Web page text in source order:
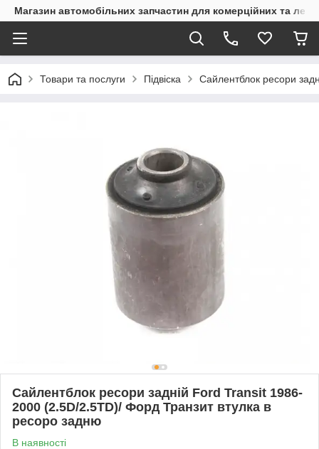
Магазин автомобільних запчастин для комерційних та
Товари та послуги Підвіска Сайлентблок ресори
Сайлентблок ресори задній Ford Transit 1986-
2000 (2.5D/2.5TD)/ Форд Транзит втулка в
ресоро задню
В наявності